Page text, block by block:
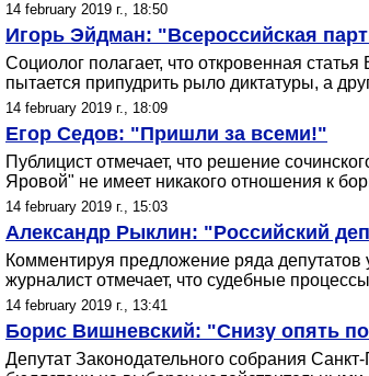
14 february 2019 г., 18:50
Игорь Эйдман: "Всероссийская
Социолог полагает, что откровенная
пытается припудрить рыло диктатуры, а
14 february 2019 г., 18:09
Егор Седов: "Пришли за всеми!"
Публицист отмечает, что решение
Яровой" не имеет никакого отношения к
14 february 2019 г., 15:03
Александр Рыклин: "Российский
Комментируя предложение ряда депутатов
журналист отмечает, что судебные
14 february 2019 г., 13:41
Борис Вишневский: "Снизу опять
Депутат Законодательного собрания